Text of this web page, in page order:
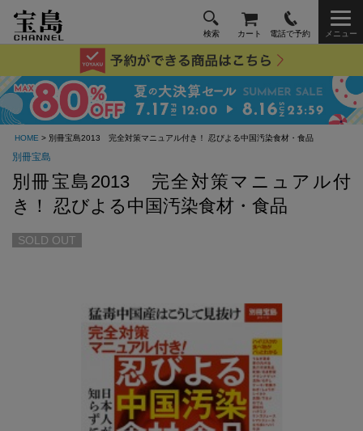
検索 カート 電話で予約 メニュー
HOME > 別冊宝島2013 完全対策マニュアル付き！ 忍びよる中国汚染食材・食品
別冊宝島
別冊宝島2013 完全対策マニュアル付
き！ 忍びよる中国汚染食材・食品
SOLD OUT